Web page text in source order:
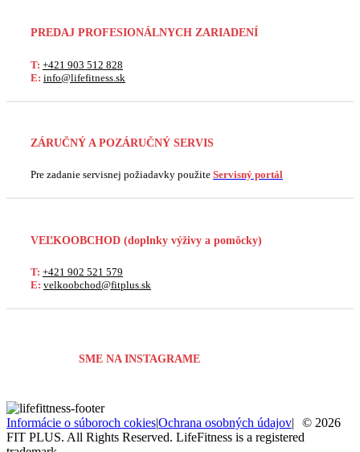
PREDAJ PROFESIONÁLNYCH ZARIADENÍ
T: +421 903 512 828
E: info@lifefitness.sk
ZÁRUČNÝ A POZÁRUČNÝ SERVIS
Pre zadanie servisnej požiadavky použite Servisný portál
VEĽKOOBCHOD (doplnky výživy a pomôcky)
T: +421 902 521 579
E: velkoobchod@fitplus.sk
SME NA INSTAGRAME
Informácie o súboroch cokies|Ochrana osobných údajov|
© 2026
FIT PLUS. All Rights Reserved. LifeFitness is a registered